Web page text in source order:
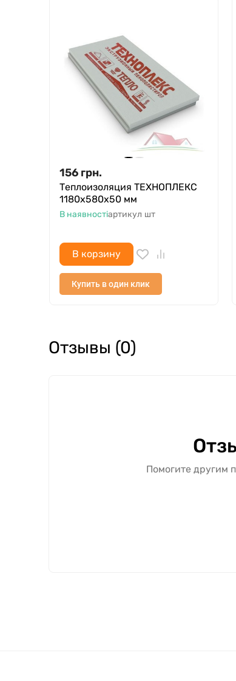
156 грн.
Теплоизоляция ТЕХНОПЛЕКС
1180х580х50 мм
В наявностіартикул шт
В корзину
Купить в один клик
Отзывы (0)
Помогите другим